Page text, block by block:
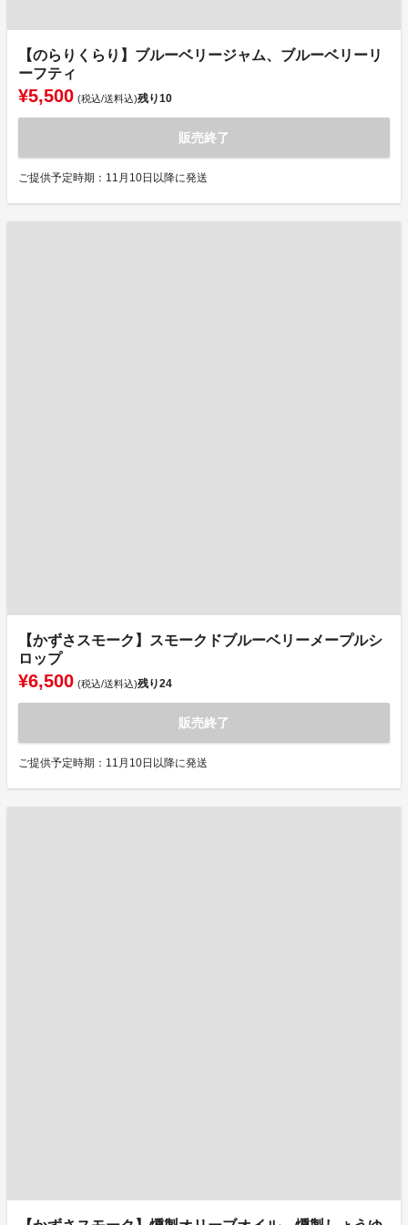
【のらりくらり】ブルーベリージャム、ブルーベリーリ
ーフティ
¥5,500 (税込/送料込)残り10
販売終了
ご提供予定時期：11月10日以降に発送
【かずさスモーク】スモークドブルーベリーメープルシ
ロップ
¥6,500 (税込/送料込)残り24
販売終了
ご提供予定時期：11月10日以降に発送